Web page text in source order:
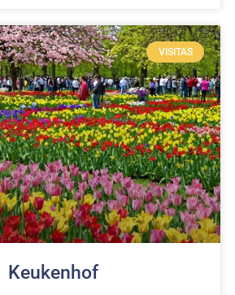
VISITAS
Keukenhof